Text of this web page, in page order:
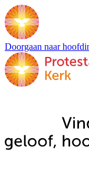
Doorgaan naar